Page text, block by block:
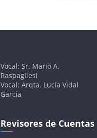
Vocal: Sr. Mario A.
Raspagliesi
Vocal: Arqta. Lucía Vidal
García
Revisores de Cuentas